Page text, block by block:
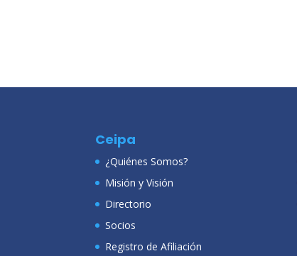
Ceipa
¿Quiénes Somos?
Misión y Visión
Directorio
Socios
Registro de Afiliación